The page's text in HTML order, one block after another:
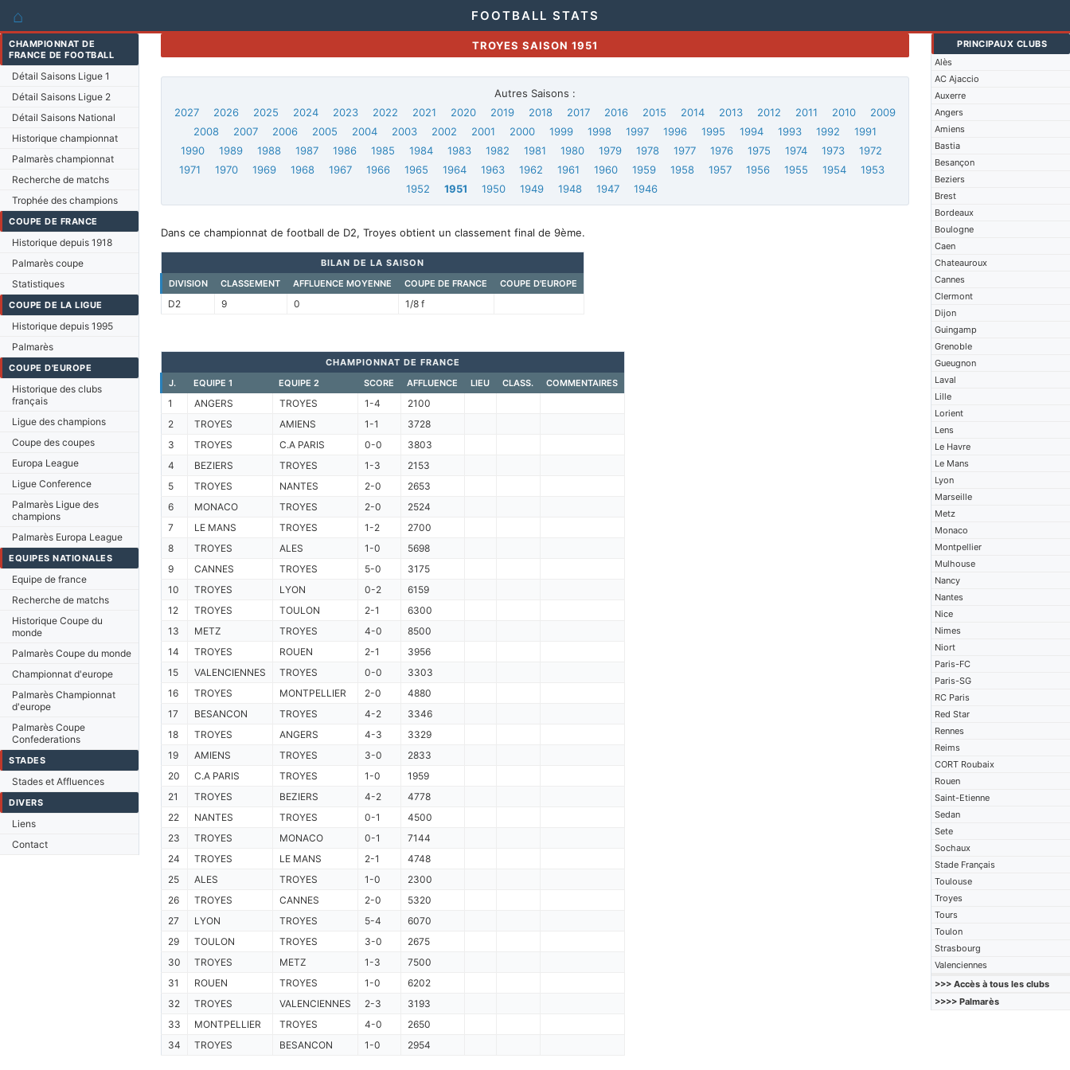
⌂ FOOTBALL STATS
CHAMPIONNAT DE
FRANCE DE FOOTBALL
Détail Saisons Ligue 1
Détail Saisons Ligue 2
Détail Saisons National
Historique championnat
Palmarès championnat
Recherche de matchs
Trophée des champions
COUPE DE FRANCE
Historique depuis 1918
Palmarès coupe
Statistiques
COUPE DE LA LIGUE
Historique depuis 1995
Palmarès
COUPE D'EUROPE
Historique des clubs
français
Ligue des champions
Coupe des coupes
Europa League
Ligue Conference
Palmarès Ligue des
champions
Palmarès Europa League
EQUIPES NATIONALES
Equipe de france
Recherche de matchs
Historique Coupe du
monde
Palmarès Coupe du monde
Championnat d'europe
Palmarès Championnat
d'europe
Palmarès Coupe
Confederations
STADES
Stades et Affluences
DIVERS
Liens
Contact
PRINCIPAUX CLUBS
Alès
AC Ajaccio
Auxerre
Angers
Amiens
Bastia
Besançon
Beziers
Brest
Bordeaux
Boulogne
Caen
Chateauroux
Cannes
Clermont
Dijon
Guingamp
Grenoble
Gueugnon
Laval
Lille
Lorient
Lens
Le Havre
Le Mans
Lyon
Marseille
Metz
Monaco
Montpellier
Mulhouse
Nancy
Nantes
Nice
Nimes
Niort
Paris-FC
Paris-SG
RC Paris
Red Star
Rennes
Reims
CORT Roubaix
Rouen
Saint-Etienne
Sedan
Sete
Sochaux
Stade Français
Toulouse
Troyes
Tours
Toulon
Strasbourg
Valenciennes
>>> Accès à tous les clubs
>>>> Palmarès
TROYES SAISON 1951
Autres Saisons :
2027
2026 2025 2024 2023 2022 2021 2020 2019 2018 2017 2016 2015 2014 2013 2012 2011 2010
2009
2008
2007 2006 2005 2004 2003 2002 2001 2000 1999 1998 1997 1996 1995 1994 1993 1992
1991
1990
1989 1988 1987 1986 1985 1984 1983 1982 1981 1980 1979 1978 1977 1976 1975 1974 1973
1972
1971
1970 1969 1968 1967 1966 1965 1964 1963 1962 1961 1960 1959 1958 1957 1956 1955 1954
1953
1952
1951 1950 1949 1948 1947 1946
Dans ce championnat de football de D2, Troyes obtient un classement final de 9ème.
BILAN DE LA SAISON
DIVISION
CLASSEMENT AFFLUENCE MOYENNE COUPE DE FRANCE COUPE D'EUROPE
D2 9 0 1/8 f
CHAMPIONNAT DE FRANCE
J.
EQUIPE 1 EQUIPE 2 SCORE AFFLUENCE LIEU CLASS. COMMENTAIRES
1 ANGERS TROYES 1-4
2100
2
TROYES AMIENS 1-1
3728
3
TROYES C.A PARIS 0-0
3803
4
BEZIERS TROYES 1-3
2153
5
TROYES NANTES 2-0
2653
6
MONACO TROYES 2-0
2524
7
LE MANS TROYES 1-2
2700
8
TROYES ALES 1-0
5698
9
CANNES TROYES 5-0
3175
10
TROYES LYON 0-2
6159
12
TROYES TOULON 2-1
6300
13
METZ TROYES 4-0
8500
14
TROYES ROUEN 2-1
3956
15
VALENCIENNES TROYES 0-0
3303
16
TROYES MONTPELLIER 2-0
4880
17
BESANCON TROYES 4-2
3346
18
TROYES ANGERS 4-3
3329
19
AMIENS TROYES 3-0
2833
20
C.A PARIS TROYES 1-0
1959
21
TROYES BEZIERS 4-2
4778
22
NANTES TROYES 0-1
4500
23
TROYES MONACO 0-1
7144
24
TROYES LE MANS 2-1
4748
25
ALES TROYES 1-0
2300
26
TROYES CANNES 2-0
5320
27
LYON TROYES 5-4
6070
29
TOULON TROYES 3-0
2675
30
TROYES METZ 1-3
7500
31
ROUEN TROYES 1-0
6202
32
TROYES VALENCIENNES 2-3
3193
33
MONTPELLIER TROYES 4-0
2650
34
TROYES BESANCON 1-0 2954